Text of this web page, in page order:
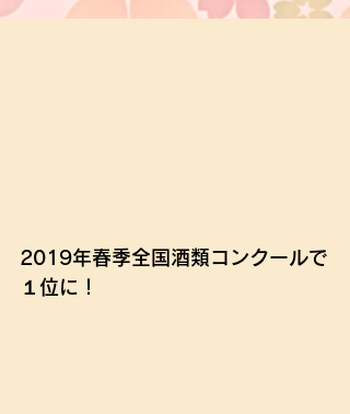
2019年春季全国酒類コンクールで
１位に！